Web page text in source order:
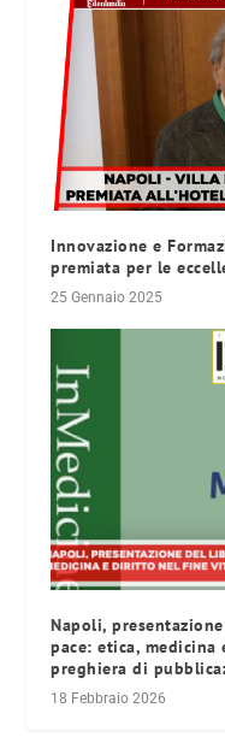
Innovazione e
premiata per le
25 Gennaio 2025
Napoli,
pace: etica,
preghiera di
18 Febbraio 2026